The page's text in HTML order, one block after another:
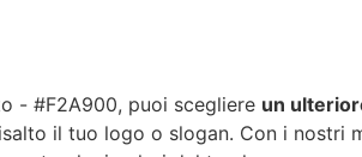
- #F2A900, puoi scegliere un
il tuo logo o slogan. Con i nostri